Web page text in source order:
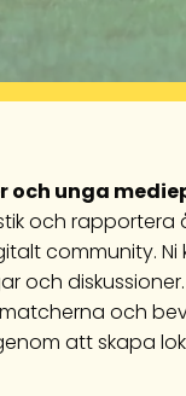
unga
och rapportera
community.
och
och
att skapa